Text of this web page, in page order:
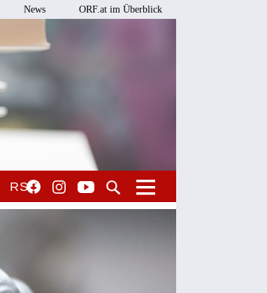
News ORF.at im Überblick
RSO